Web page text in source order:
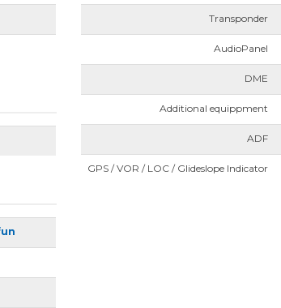
Transponder
AudioPanel
DME
Additional equippment
ADF
GPS / VOR / LOC / Glideslope Indicator